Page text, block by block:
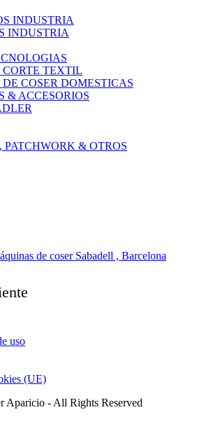
INDUSTRIA
INDUSTRIA
TEXTIL
COSER DOMESTICAS
& ACCESORIOS
PATCHWORK & OTROS
de coser Sabadell , Barcelona
uso
(UE)
Aparicio - All Rights Reserved